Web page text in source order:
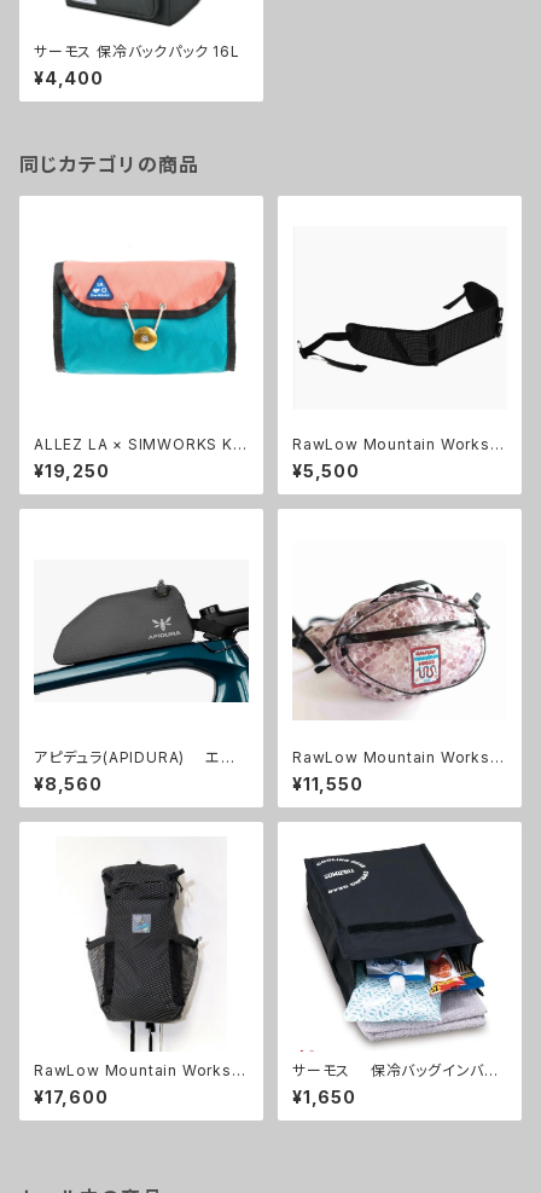
サーモス 保冷バックパック 16L
¥4,400
同じカテゴリの商品
ALLEZ LA × SIMWORKS Ko
nbini Bag
¥19,250
RawLow Mountain Works
((ロウロウマウンテンワークス)
Rascal Waist Harness Kit
¥5,500
アピデュラ(APIDURA) エク
スペディション トップチューブバ
ッグ ボルトオン (1L)
¥8,560
RawLow Mountain Works・
Zodiac Limited SNAKE Nut
s Pack ナッツパック
¥11,550
RawLow Mountain Works |
2024 Zodiac limited editio
n Dragon（Anion）
¥17,600
サーモス 保冷バッグインバッ
グ/REY-0031
¥1,650